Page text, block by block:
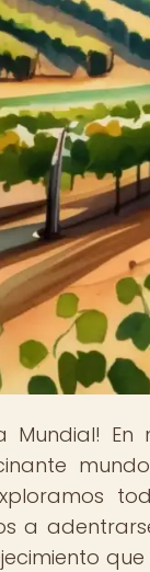
Mundial!
a